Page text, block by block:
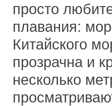
просто
плавания:
Китайского
прозрачна и
несколько